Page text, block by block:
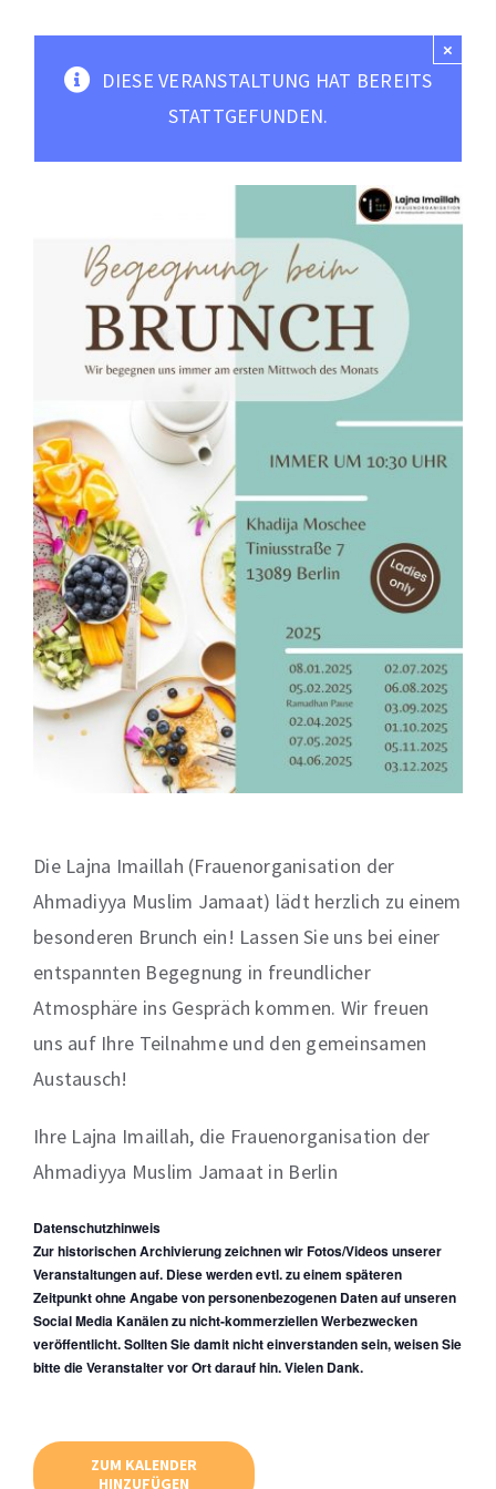
DIESE VERANSTALTUNG HAT BEREITS
STATTGEFUNDEN.
×
Die Lajna Imaillah (Frauenorganisation der
Ahmadiyya Muslim Jamaat) lädt herzlich zu einem
besonderen Brunch ein! Lassen Sie uns bei einer
entspannten Begegnung in freundlicher
Atmosphäre ins Gespräch kommen. Wir freuen
uns auf Ihre Teilnahme und den gemeinsamen
Austausch!
Ihre Lajna Imaillah, die Frauenorganisation der
Ahmadiyya Muslim Jamaat in Berlin
Datenschutzhinweis
Zur historischen Archivierung zeichnen wir Fotos/Videos unserer
Veranstaltungen auf. Diese werden evtl. zu einem späteren
Zeitpunkt ohne Angabe von personenbezogenen Daten auf unseren
Social Media Kanälen zu nicht-kommerziellen Werbezwecken
veröffentlicht. Sollten Sie damit nicht einverstanden sein, weisen Sie
bitte die Veranstalter vor Ort darauf hin. Vielen Dank.
ZUM KALENDER
HINZUFÜGEN